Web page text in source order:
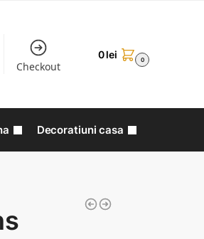
Checkout
0lei 0
Decoratiuni casa